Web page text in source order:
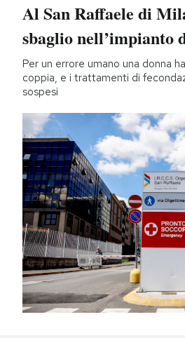
Al San Raffaele di
sbaglio nell’impianto
Per un errore umano una donna
coppia, e i trattamenti di
sospesi